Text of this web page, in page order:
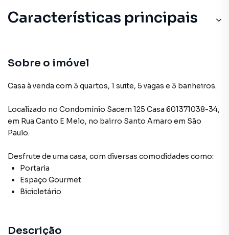
Características principais
Sobre o imóvel
Casa à venda com 3 quartos, 1 suite, 5 vagas e 3 banheiros.
Localizado no Condomínio Sacem 125 Casa 601371038-34,
em Rua Canto E Melo, no bairro Santo Amaro em São
Paulo.
Desfrute de uma casa, com diversas comodidades como:
Portaria
Espaço Gourmet
Bicicletário
Descrição